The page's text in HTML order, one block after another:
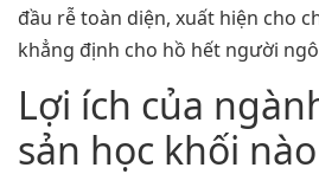
đầu rễ toàn diện, xuất hiện cho
khẳng định cho hồ hết người
Lợi ích của
sản học khối nào